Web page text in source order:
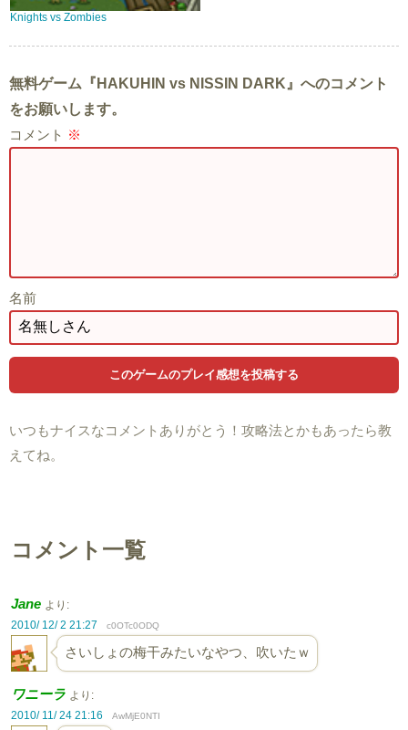
Knights vs Zombies
無料ゲーム『HAKUHIN vs NISSIN DARK』へのコメント
をお願いします。
コメント ※
名前
いつもナイスなコメントありがとう！攻略法とかもあったら教
えてね。
コメント一覧
Jane より:
2010/ 12/ 2 21:27
c0OTc0ODQ
さいしょの梅干みたいなやつ、吹いたｗ
ワニーラ より:
2010/ 11/ 24 21:16
AwMjE0NTI